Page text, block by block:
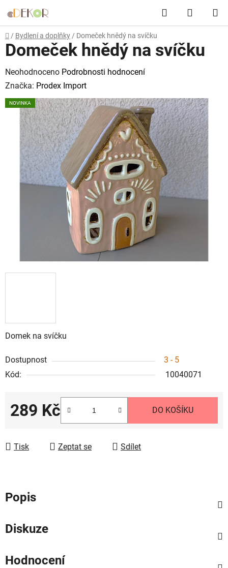
na
obsah
Hledat
KOŠÍK
Domů
/ Bydlení a doplňky / Domeček hnědý na svíčku
Domek na svíčku
Dostupnost
3 - 5
Kód:
10040071
289 Kč DO KOŠÍKU
Tisk Zeptat se Sdílet
Domeček hnědý na svíčku
Průměrné
hodnocení
produktu
hvězdiček.
Neohodnoceno Podrobnosti hodnocení
Značka: Prodex Import
NOVINKA
Popis
Diskuze
Hodnocení